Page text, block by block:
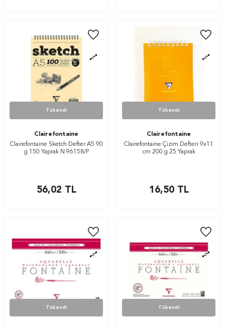
Tükendi
Clairefontaine
Clairefontaine Sketch Defter A5 90
g 150 Yaprak N:96158/P
56,02 TL
Tükendi
Clairefontaine
Clairefontaine Çizim Defteri 9x11
cm 200 g 25 Yaprak
16,50TL
Tükendi Tükendi